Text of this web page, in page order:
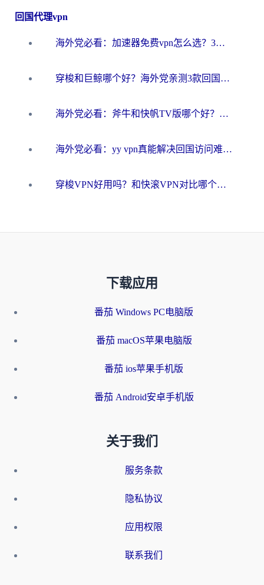
回国代理vpn
海外党必看：加速器免费vpn怎么选？3步教你无缝访问国内资源
穿梭和巨鲸哪个好？海外党亲测3款回国加速器，教你避开90%的坑
海外党必看：斧牛和快帆TV版哪个好？3分钟选对回国加速器，无缝刷B站、追热剧
海外党必看：yy vpn真能解决回国访问难题？附云极initap测评+免费方案对比
穿梭VPN好用吗？和快滚VPN对比哪个回国效果更好？海外党选回国加速器必看指南
下载应用
番茄 Windows PC电脑版
番茄 macOS苹果电脑版
番茄 ios苹果手机版
番茄 Android安卓手机版
关于我们
服务条款
隐私协议
应用权限
联系我们